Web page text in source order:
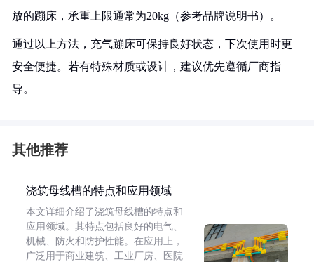
放的蹦床，承重上限通常为20kg（参考品牌说明书）。
通过以上方法，充气蹦床可保持良好状态，下次使用时更
安全便捷。若有特殊材质或设计，建议优先遵循厂商指
导。
其他推荐
浇筑母线槽的特点和应用领域
本文详细介绍了浇筑母线槽的特点和
应用领域。其特点包括良好的电气、
机械、防火和防护性能。在应用上，
广泛用于商业建筑、工业厂房、医院